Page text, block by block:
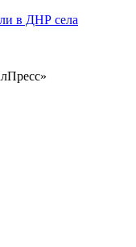
в ДНР села